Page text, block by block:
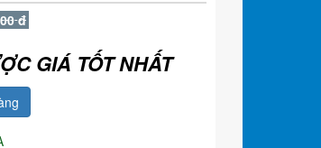
đ
GIÁ TỐT NHẤT